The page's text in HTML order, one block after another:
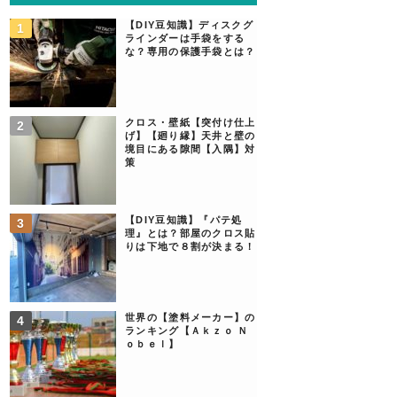
【DIY豆知識】ディスクグ
ラインダーは手袋をする
な？専用の保護手袋とは？
クロス・壁紙【突付け仕上
げ】【廻り縁】天井と壁の
境目にある隙間【入隅】対
策
【DIY豆知識】『パテ処
理』とは？部屋のクロス貼
りは下地で８割が決まる！
世界の【塗料メーカー】の
ランキング【Ａｋｚｏ Ｎ
ｏｂｅｌ】